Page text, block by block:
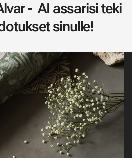
- AI assarisi teki
sinulle!